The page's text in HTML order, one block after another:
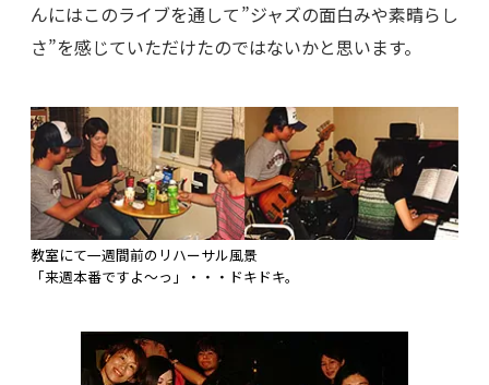
んにはこのライブを通して”ジャズの面白みや素晴らし
さ”を感じていただけたのではないかと思います。
教室にて一週間前のリハーサル風景
「来週本番ですよ～っ」・・・ドキドキ。